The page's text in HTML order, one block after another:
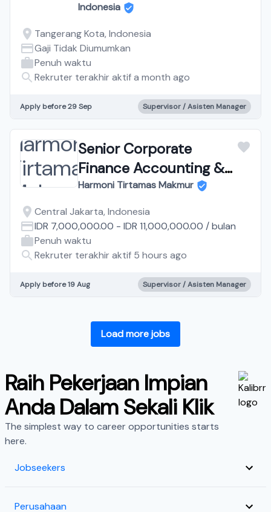
Indonesia
Tangerang Kota, Indonesia
Gaji Tidak Diumumkan
Penuh waktu
Rekruter terakhir aktif a month ago
Apply before 29 Sep Supervisor / Asisten Manager
Senior Corporate
Finance Accounting &
Tax
Harmoni Tirtamas Makmur
Central Jakarta, Indonesia
IDR 7,000,000.00 - IDR 11,000,000.00 /bulan
Penuh waktu
Rekruter terakhir aktif 5 hours ago
Apply before 19 Aug Supervisor / Asisten Manager
Load more jobs
Raih Pekerjaan Impian
Anda Dalam Sekali Klik
The simplest way to career opportunities starts
here.
Jobseekers
Perusahaan